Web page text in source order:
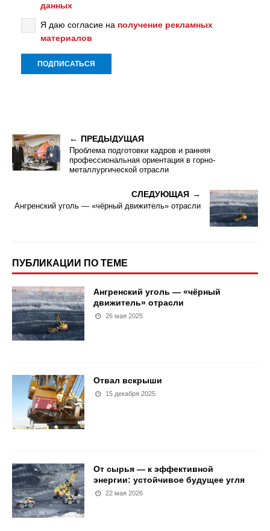
данных
Я даю согласие на получение рекламных
материалов
ПРЕДЫДУЩАЯ
Проблема подготовки кадров и ранняя
профессиональная ориентация в горно-
металлургической отрасли
СЛЕДУЮЩАЯ
Ангренский уголь — «чёрный движитель» отрасли
ПУБЛИКАЦИИ ПО ТЕМЕ
Ангренский уголь — «чёрный
движитель» отрасли
26 мая 2025
Отвал вскрыши
15 декабря 2025
От сырья — к эффективной
энергии: устойчивое будущее угля
22 мая 2026